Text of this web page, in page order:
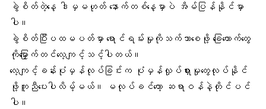
ခွဲစိတ်တဲ့နေ့ ဒါမှမဟုတ် နောက်တစ်နေ့မှာပဲ အိမ်ပြန်နိုင်မှာ
ပါ။
ခွဲစိတ်ပြီးပထမပတ်မှာ ရောင်ရမ်းမှုကိုသက်သာစေဖို့ ခြေထောက်တွေ
ကိုမြှောက်တင်လေ့ကျင့်သင့်ပါတယ်။
လေ့ကျင့်ခန်းပုံမှန်လုပ်ခြင်းက ပုံမှန်လှုပ်ရှားမှုတွေလုပ်နိုင်
ဖို့ကူညီပေးပါလိမ့်မယ်။ မလုပ်ခင်တော့ ဆရာဝန်နဲ့တိုင်ပင်
ပါ။